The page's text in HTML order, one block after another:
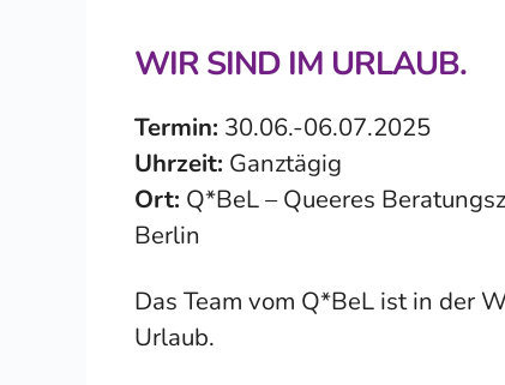
WIR SIND IM URLAUB.
Termin: 30.06.-06.07.2025
Uhrzeit: Ganztägig
Ort: Q*BeL – Queeres
Berlin
Das Team vom Q*BeL ist in der
Urlaub.